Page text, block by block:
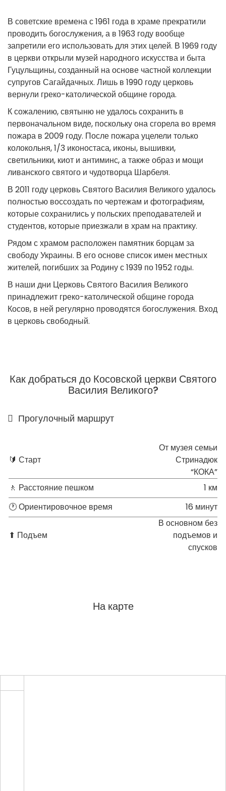
В советские времена с 1961 года в храме прекратили
проводить богослужения, а в 1963 году вообще
запретили его использовать для этих целей. В 1969 году
в церкви открыли музей народного искусства и быта
Гуцульщины, созданный на основе частной коллекции
супругов Сагайдачных. Лишь в 1990 году церковь
вернули греко-католической общине города.
К сожалению, святыню не удалось сохранить в
первоначальном виде, поскольку она сгорела во время
пожара в 2009 году. После пожара уцелели только
колокольня, 1/3 иконостаса, иконы, вышивки,
светильники, киот и антиминс, а также образ и мощи
ливанского святого и чудотворца Шарбеля.
В 2011 году церковь Святого Василия Великого удалось
полностью воссоздать по чертежам и фотографиям,
которые сохранились у польских преподавателей и
студентов, которые приезжали в храм на практику.
Рядом с храмом расположен памятник борцам за
свободу Украины. В его основе список имен местных
жителей, погибших за Родину с 1939 по 1952 годы.
В наши дни Церковь Святого Василия Великого
принадлежит греко-католической общине города
Косов, в ней регулярно проводятся богослужения. Вход
в церковь свободный.
Как добраться до Косовской церкви Святого
Василия Великого?
Прогулочный маршрут
🔰 Старт
От музея семьи
Стринадюк
“КОКА”
🚶 Расстояние пешком
1 км
🕐 Ориентировочное время
16 минут
⬆ Подъем
В основном без
подъемов и
спусков
На карте